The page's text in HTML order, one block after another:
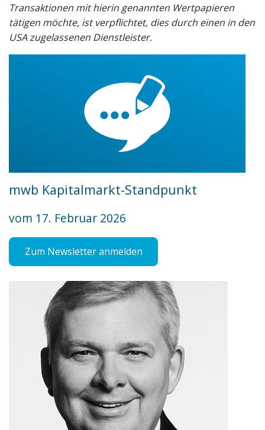
Transaktionen mit hierin genannten Wertpapieren
tätigen möchte, ist verpflichtet, dies durch einen in den
USA zugelassenen Dienstleister.
mwb Kapitalmarkt-Standpunkt
vom 17. Februar 2026
Zum Newsletter anmelden